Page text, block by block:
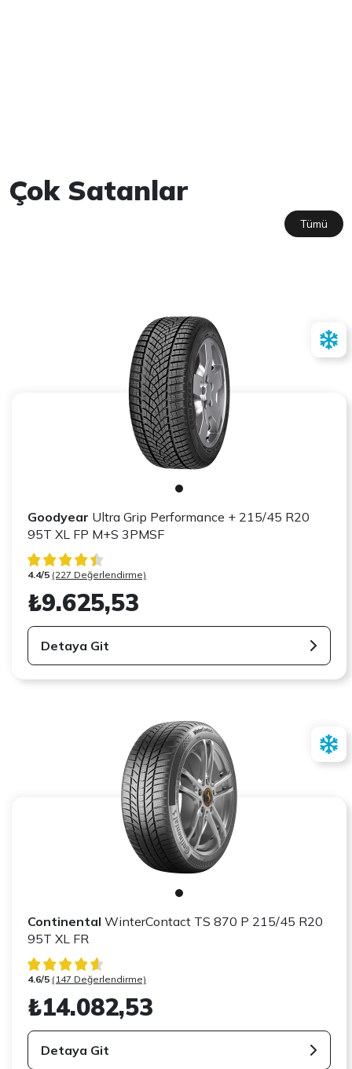
Çok Satanlar
Tümü
Goodyear Ultra Grip Performance + 215/45 R20
95T XL FP M+S 3PMSF
4.4/5 (227 Değerlendirme)
₺9.625,53
Detaya Git
Continental WinterContact TS 870 P 215/45 R20
95T XL FR
4.6/5 (147 Değerlendirme)
₺14.082,53
Detaya Git